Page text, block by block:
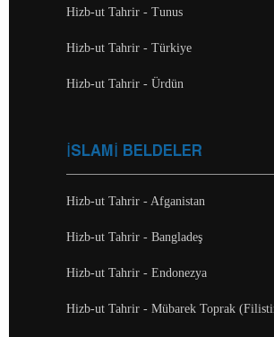
Hizb-ut Tahrir - Tunus
Hizb-ut Tahrir - Türkiye
Hizb-ut Tahrir - Ürdün
İSLAMİ BELDELER
Hizb-ut Tahrir - Afganistan
Hizb-ut Tahrir - Bangladeş
Hizb-ut Tahrir - Endonezya
Hizb-ut Tahrir - Mübarek Toprak